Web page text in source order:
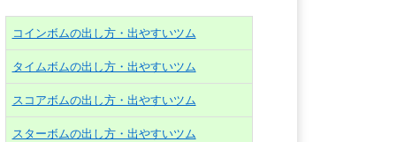
コインボムの出し方・出やすいツム
タイムボムの出し方・出やすいツム
スコアボムの出し方・出やすいツム
スターボムの出し方・出やすいツム